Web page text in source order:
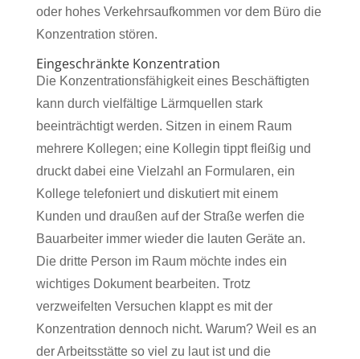
oder hohes Verkehrsaufkommen vor dem Büro die
Konzentration stören.
Eingeschränkte Konzentration
Die Konzentrationsfähigkeit eines Beschäftigten
kann durch vielfältige Lärmquellen stark
beeinträchtigt werden. Sitzen in einem Raum
mehrere Kollegen; eine Kollegin tippt fleißig und
druckt dabei eine Vielzahl an Formularen, ein
Kollege telefoniert und diskutiert mit einem
Kunden und draußen auf der Straße werfen die
Bauarbeiter immer wieder die lauten Geräte an.
Die dritte Person im Raum möchte indes ein
wichtiges Dokument bearbeiten. Trotz
verzweifelten Versuchen klappt es mit der
Konzentration dennoch nicht. Warum? Weil es an
der Arbeitsstätte so viel zu laut ist und die